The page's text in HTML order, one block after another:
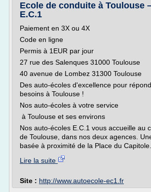
Ecole de conduite à Toulouse
E.C.1
Paiement en 3X ou 4X
Code en ligne
Permis à 1EUR par jour
27 rue des Salenques 31000 Toulouse
40 avenue de Lombez 31300 Toulouse
Des auto-écoles d'excellence pour
besoins à Toulouse !
Nos auto-écoles à votre service
à Toulouse et ses environs
Nos auto-écoles E.C.1 vous accueille au
de Toulouse, dans nos deux agences.
basée à proximité de la Place du Capitole...
Lire la suite
Site : http://www.autoecole-ec1.fr